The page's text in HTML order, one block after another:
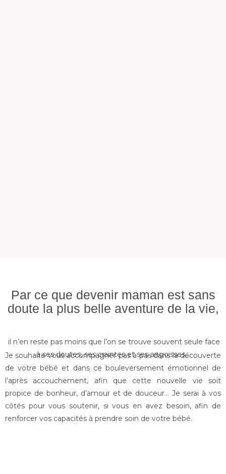
Par ce que devenir maman est sans
doute la plus belle aventure de la vie,
il n’en reste pas moins que l’on se trouve souvent seule face
à ses doutes, ses craintes et ses angoisses…
Je souhaite vous accompagner pas à pas dans la découverte
de votre bébé et dans ce bouleversement émotionnel de
l’après accouchement, afin que cette nouvelle vie soit
propice de bonheur, d’amour et de douceur… Je serai à vos
côtés pour vous soutenir, si vous en avez besoin, afin de
renforcer vos capacités à prendre soin de votre bébé.